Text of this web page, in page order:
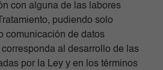
con alguna de las labores
pudiendo solo
comunicación de datos
al desarrollo de las
por la Ley y en los términos